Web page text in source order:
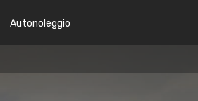
Autonoleggio